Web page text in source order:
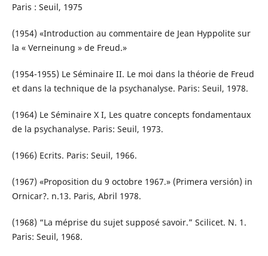
Paris : Seuil, 1975
(1954) «Introduction au commentaire de Jean Hyppolite sur
la « Verneinung » de Freud.»
(1954-1955) Le Séminaire II. Le moi dans la théorie de Freud
et dans la technique de la psychanalyse. Paris: Seuil, 1978.
(1964) Le Séminaire X I, Les quatre concepts fondamentaux
de la psychanalyse. Paris: Seuil, 1973.
(1966) Ecrits. Paris: Seuil, 1966.
(1967) «Proposition du 9 octobre 1967.» (Primera versión) in
Ornicar?. n.13. Paris, Abril 1978.
(1968) “La méprise du sujet supposé savoir.” Scilicet. N. 1.
Paris: Seuil, 1968.